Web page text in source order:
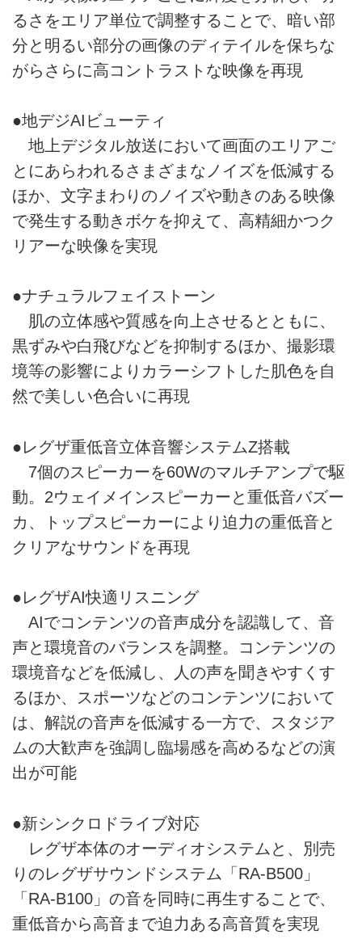
るさをエリア単位で調整することで、暗い部
分と明るい部分の画像のディテイルを保ちな
がらさらに高コントラストな映像を再現
●地デジAIビューティ
地上デジタル放送において画面のエリアご
とにあらわれるさまざまなノイズを低減する
ほか、文字まわりのノイズや動きのある映像
で発生する動きボケを抑えて、高精細かつク
リアーな映像を実現
●ナチュラルフェイストーン
肌の立体感や質感を向上させるとともに、
黒ずみや白飛びなどを抑制するほか、撮影環
境等の影響によりカラーシフトした肌色を自
然で美しい色合いに再現
●レグザ重低音立体音響システムZ搭載
7個のスピーカーを60Wのマルチアンプで駆
動。2ウェイメインスピーカーと重低音バズー
カ、トップスピーカーにより迫力の重低音と
クリアなサウンドを再現
●レグザAI快適リスニング
AIでコンテンツの音声成分を認識して、音
声と環境音のバランスを調整。コンテンツの
環境音などを低減し、人の声を聞きやすくす
るほか、スポーツなどのコンテンツにおいて
は、解説の音声を低減する一方で、スタジア
ムの大歓声を強調し臨場感を高めるなどの演
出が可能
●新シンクロドライブ対応
レグザ本体のオーディオシステムと、別売
りのレグザサウンドシステム「RA-B500」
「RA-B100」の音を同時に再生することで、
重低音から高音まで迫力ある高音質を実現